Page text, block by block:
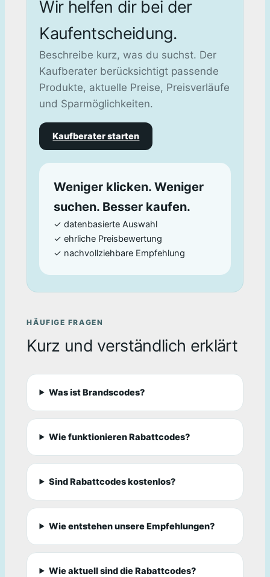
Wir helfen dir bei der
Kaufentscheidung.
Beschreibe kurz, was du suchst. Der
Kaufberater berücksichtigt passende
Produkte, aktuelle Preise, Preisverläufe
und Sparmöglichkeiten.
Kaufberater starten
Weniger klicken. Weniger
suchen. Besser kaufen.
✓ datenbasierte Auswahl
✓ ehrliche Preisbewertung
✓ nachvollziehbare Empfehlung
HÄUFIGE FRAGEN
Kurz und verständlich erklärt
Was ist Brandscodes?
Wie funktionieren Rabattcodes?
Sind Rabattcodes kostenlos?
Wie entstehen unsere Empfehlungen?
Wie aktuell sind die Rabattcodes?